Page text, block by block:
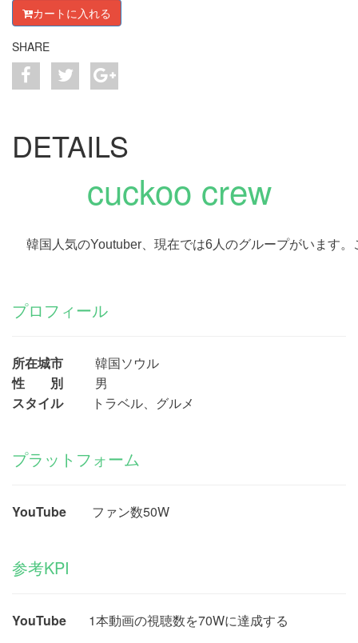
カートに入れる
SHARE
DETAILS
cuckoo crew
韓国人気のYoutuber、現在では6人のグループがいます
プロフィール
所在城市 韓国ソウル
性 別 男
スタイルトラベル、グルメ
プラットフォーム
YouTube ファン数50W
参考KPI
YouTube 1本動画の視聴数を70Wに達成する